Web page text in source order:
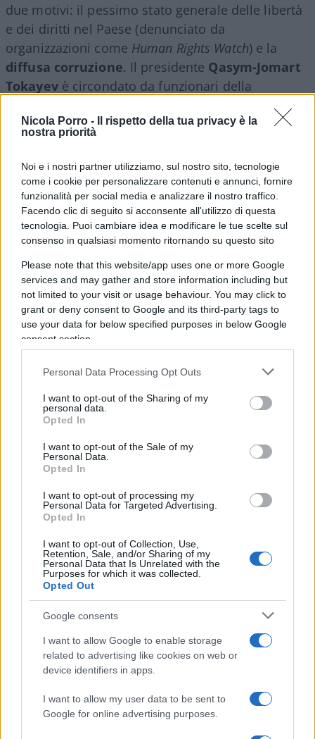
Nicola Porro -
Il rispetto della tua privacy è la
nostra priorità
Noi e i nostri partner utilizziamo, sul nostro sito, tecnologie
come i cookie per personalizzare contenuti e annunci, fornire
funzionalità per social media e analizzare il nostro traffico.
Facendo clic di seguito si acconsente all'utilizzo di questa
tecnologia. Puoi cambiare idea e modificare le tue scelte sul
consenso in qualsiasi momento ritornando su questo sito
Please note that this website/app uses one or more Google
services and may gather and store information including but
not limited to your visit or usage behaviour. You may click to
grant or deny consent to Google and its third-party tags to
use your data for below specified purposes in below Google
consent section.
Personal Data Processing Opt Outs
I want to opt-out of the Sharing of my
personal data.
Opted In
I want to opt-out of the Sale of my
Personal Data.
Opted In
I want to opt-out of processing my
Personal Data for Targeted Advertising.
Opted In
I want to opt-out of Collection, Use,
Retention, Sale, and/or Sharing of my
Personal Data that Is Unrelated with the
Purposes for which it was collected.
Opted Out
Google consents
I want to allow Google to enable storage
related to advertising like cookies on web or
device identifiers in apps.
I want to allow my user data to be sent to
Google for online advertising purposes.
due motivi: il pessimo stato generale delle libertà
e dei diritti nel Paese (denunciato da
organizzazioni come Human Rights Watch) e la
diffusa corruzione. Il presidente Qasym-Jomart
Tokayevè circondato da funzionari della
sicurezza e membri del governo corrotti, spesso in
ambigui rapporti col Cremlino, che rendono
difficile la gestione di un corso politico indirizzato
a Ovest.
Il Kazakistan, inoltre, sta ancora aiutando la
Russia ad aggirare le sanzioni occidentali. I
droni e imicrochipacquistati da Mosca transitano
sul territorio kazako. Il tutto nonostante il fatto
che Astana abbia promesso di ridurre tale
commercio mediante un sistema di monitoraggio
elettronico delle esportazioni di beni.
Il gigante centro asiatico non è il solo Stato che
ritagliarsi una maggiore autonomia. L’incertezza
nel Nagorno-Karabakh, dove gli azeri bloccano i
rifornimenti di cibo, medicine e carburante
destinati agli armeni della Repubblica dell’Artsakh,
sta orientando il governo armeno
verso Occidente.
La Russia, al termine della seconda guerra del
fatta garante della sicurezza degli armeni, ma la
guerra illegale e non necessaria della Russia in
Ucraina ha distratto i russi da ogni altro impegno
le incursioni azere nei villaggi armeni
dell’Artsakh.